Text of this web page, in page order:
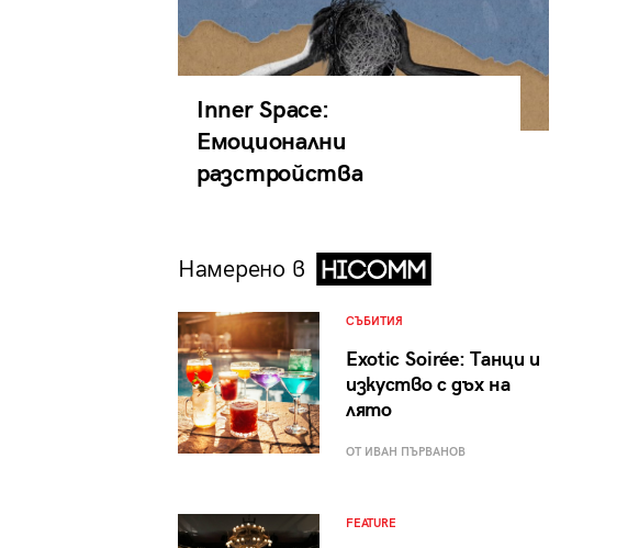
Inner Space:
Емоционални
разстройства
Намерено в
СЪБИТИЯ
Exotic Soirée: Танци и
изкуство с дъх на
лято
ОТ ИВАН ПЪРВАНОВ
FEATURE